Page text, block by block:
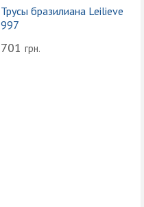
Трусы бразилиана Leilieve
997
701 грн.